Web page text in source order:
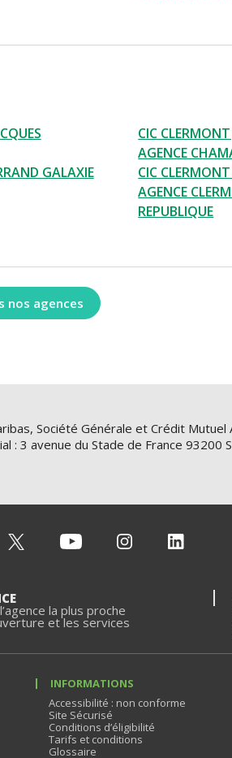
CIC
AGENCE
GALAXIE
CIC
AGENCE
REPUBLIQUE
nos agences
Société Générale et Crédit Mutuel
: 3 avenue du Stade de France 93200
la plus proche
et les services
INFORMATIONS
Accessibilité : non conforme
Site Sécurisé
Conditions d’éligibilité
Tarifs et conditions
Glossaire